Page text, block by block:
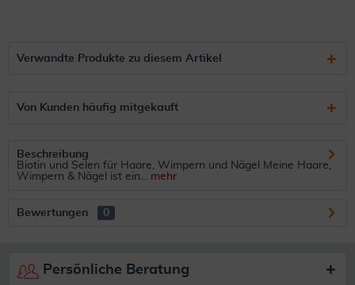
Verwandte Produkte zu diesem Artikel
Von Kunden häufig mitgekauft
Beschreibung
Biotin und Selen für Haare, Wimpern und Nägel Meine Haare,
Wimpern & Nägel ist ein... mehr
Bewertungen 0
Persönliche Beratung